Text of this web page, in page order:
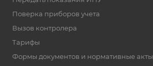
Поверка приборов учета
Вызов контролера
Тарифы
Формы документов и нормативные акты